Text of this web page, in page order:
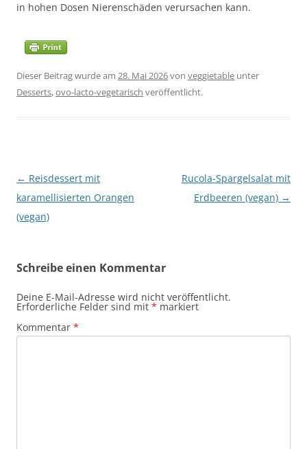
in hohen Dosen Nierenschäden verursachen kann.
Dieser Beitrag wurde am 28. Mai 2026von veggietable unter
Desserts,ovo-lacto-vegetarisch veröffentlicht.
Beitragsnavigation
← Reisdessert mit
karamellisierten Orangen
(vegan)
Rucola-Spargelsalat mit
Erdbeeren (vegan) →
Schreibe einen Kommentar
Deine E-Mail-Adresse wird nicht veröffentlicht.
Erforderliche Felder sind mit * markiert
Kommentar *